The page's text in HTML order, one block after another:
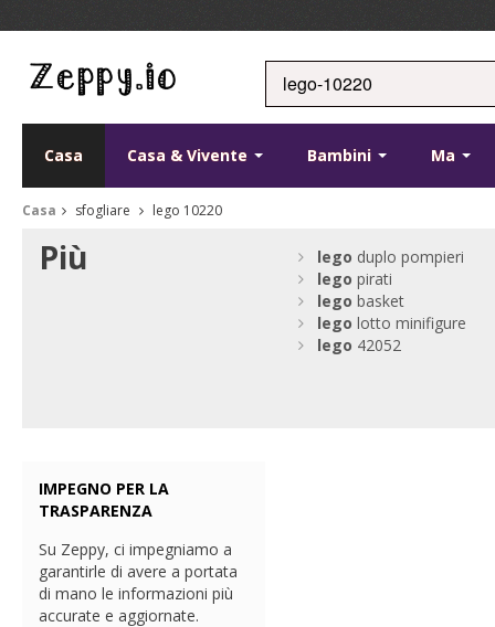
Casa Casa & Vivente Bambini Ma
Casa sfogliare lego 10220
Più lego duplo pompieri
lego pirati
lego basket
lego lotto minifigure
lego 42052
IMPEGNO PER LA
TRASPARENZA
Su Zeppy, ci impegniamo a
garantirle di avere a portata
di mano le informazioni più
accurate e aggiornate.